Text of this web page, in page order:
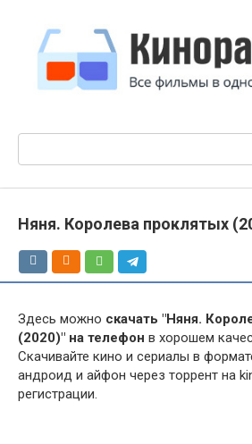
контенту
Няня. Королева проклятых
Здесь можно скачать "Няня.
(2020)" на телефон в хорошем
Скачивайте кино и сериалы в
андроид и айфон через торрент на
регистрации.